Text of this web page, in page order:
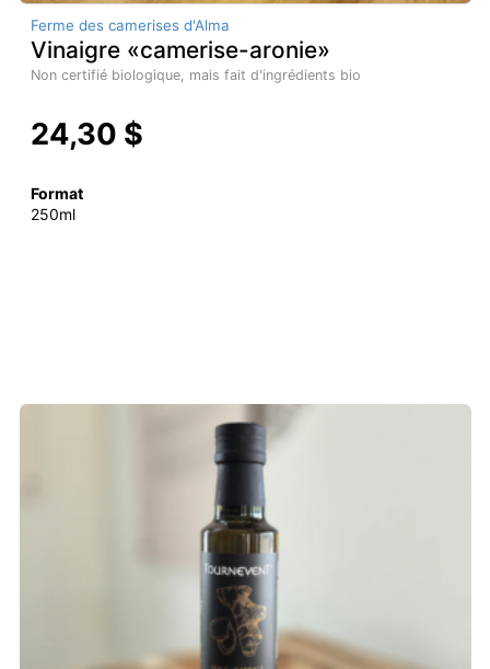
Ferme des camerises d'Alma
Vinaigre «camerise-aronie»
Non certifié biologique, mais fait d'ingrédients bio
24,30 $
Format
250ml